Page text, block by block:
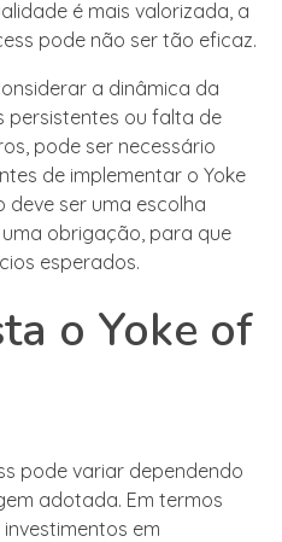
é mais valorizada, a
pode não ser tão eficaz.
a dinâmica da
persistentes ou falta de
pode ser necessário
de implementar o Yoke
deve ser uma escolha
obrigação, para que
esperados.
o Yoke of
pode variar dependendo
adotada. Em termos
em